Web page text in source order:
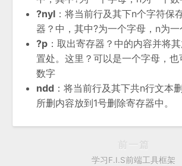
?nyl ：将当前行及其下n个字符保
器？中，其中?为一个字母，n为
?p ：取出寄存器？中的内容并将
置处。这里？可以是一个字母，也
数字
ndd ：将当前行及其下共n行文本
所删内容放到1号删除寄存器中。
前一篇
学习F.I.S前端工具框架